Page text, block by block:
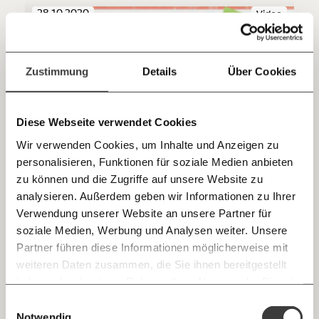
Zustimmung Details Über Cookies
Diese Webseite verwendet Cookies
Wir verwenden Cookies, um Inhalte und Anzeigen zu
personalisieren, Funktionen für soziale Medien anbieten
zu können und die Zugriffe auf unsere Website zu
analysieren. Außerdem geben wir Informationen zu Ihrer
Verwendung unserer Website an unsere Partner für
soziale Medien, Werbung und Analysen weiter. Unsere
Partner führen diese Informationen möglicherweise mit
weiteren Daten zusammen, die Sie ihnen bereitgestellt
Immer auf dem Laufenden
bleiben mit unseren gratis
E-Mail-Newslettern!
sozialen Fortschritt
Ich werde Fördermitglied* …
Jetzt
einfach
teilen.
E-Mail
Whatsapp
Video
28.10.2020
Staatsschulden? Wer soll das alles bezahlen!